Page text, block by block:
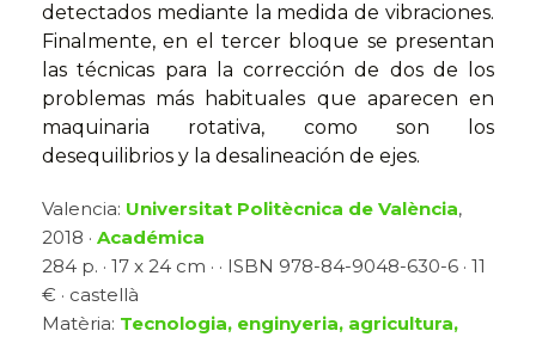
detectados mediante la medida de vibraciones.
Finalmente, en el tercer bloque se presentan
las técnicas para la corrección de dos de los
problemas más habituales que aparecen en
maquinaria rotativa, como son los
desequilibrios y la desalineación de ejes.
Valencia: Universitat Politècnica de València,
2018 · Académica
284 p. · 17 x 24 cm · · ISBN 978-84-9048-630-6 · 11
€ · castellà
Matèria: Tecnologia, enginyeria, agricultura,